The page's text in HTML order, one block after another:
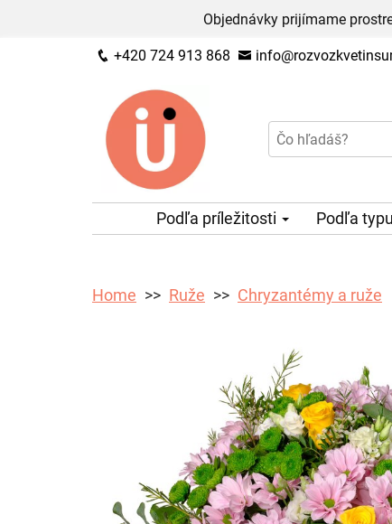
Objednávky prijímame
+420 724 913 868
Podľa príležitosti Podľa typu
Home Ruže Chryzantémy a ruže